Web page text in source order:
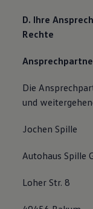
D. Ihre
Rechte
Die
und
Jochen Spille
Autohaus Spille
Loher Str. 8